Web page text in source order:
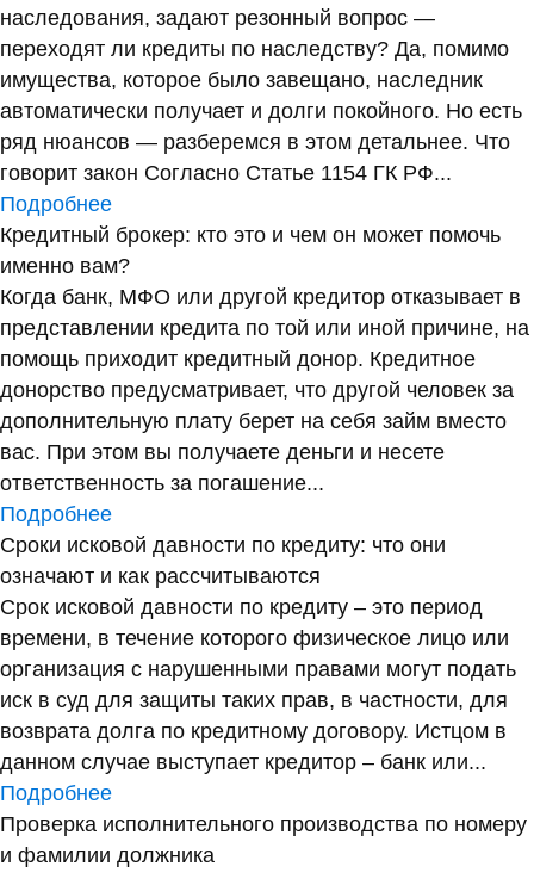
наследования, задают резонный вопрос —
переходят ли кредиты по наследству? Да, помимо
имущества, которое было завещано, наследник
автоматически получает и долги покойного. Но есть
ряд нюансов — разберемся в этом детальнее. Что
говорит закон Согласно Статье 1154 ГК РФ...
Подробнее
Кредитный брокер: кто это и чем он может помочь
именно вам?
Когда банк, МФО или другой кредитор отказывает в
представлении кредита по той или иной причине, на
помощь приходит кредитный донор. Кредитное
донорство предусматривает, что другой человек за
дополнительную плату берет на себя займ вместо
вас. При этом вы получаете деньги и несете
ответственность за погашение...
Подробнее
Сроки исковой давности по кредиту: что они
означают и как рассчитываются
Срок исковой давности по кредиту – это период
времени, в течение которого физическое лицо или
организация с нарушенными правами могут подать
иск в суд для защиты таких прав, в частности, для
возврата долга по кредитному договору. Истцом в
данном случае выступает кредитор – банк или...
Подробнее
Проверка исполнительного производства по номеру
и фамилии должника